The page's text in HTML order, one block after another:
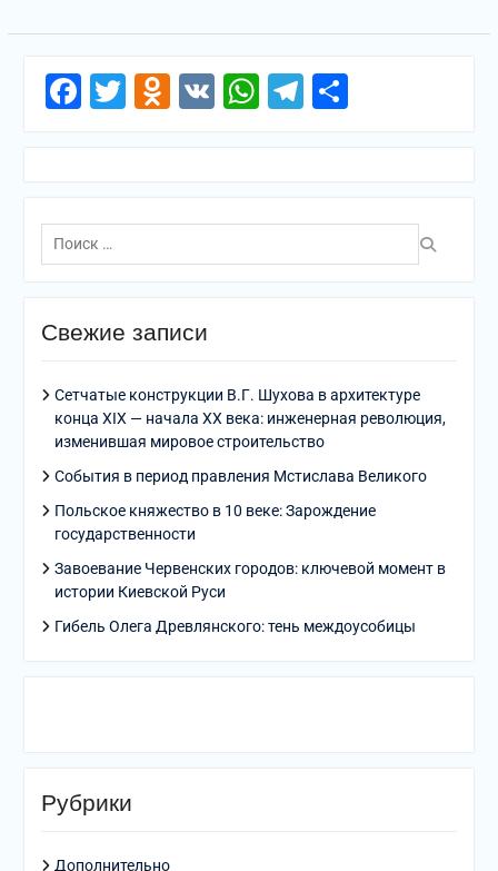
Facebook
Twitter
Odnoklassniki
VK WhatsApp
Telegram
Поиск
по:
Свежие записи
Сетчатые конструкции В.Г. Шухова в архитектуре
конца XIX — начала XX века: инженерная революция,
изменившая мировое строительство
События в период правления Мстислава Великого
Польское княжество в 10 веке: Зарождение
государственности
Завоевание Червенских городов: ключевой момент в
истории Киевской Руси
Гибель Олега Древлянского: тень междоусобицы
Рубрики
Дополнительно